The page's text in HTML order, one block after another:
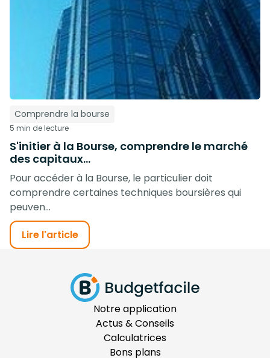
Comprendre la bourse
5 min de lecture
S'initier à la Bourse, comprendre le marché
des capitaux...
Pour accéder à la Bourse, le particulier doit
comprendre certaines techniques boursières qui
peuven...
Lire l'article
Notre application
Actus & Conseils
Calculatrices
Bons plans